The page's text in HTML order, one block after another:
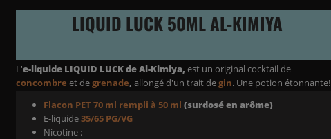
LIQUID LUCK 50ML AL-KIMIYA
L'e-liquide LIQUID LUCK de Al-Kimiya,est un original cocktail de
concombreet degrenade,allongé d'un trait degin. Une potion étonnante!
Flacon PET 70 ml rempli à 50 ml (surdosé en arôme)
E-liquide35/65 PG/VG
Nicotine :